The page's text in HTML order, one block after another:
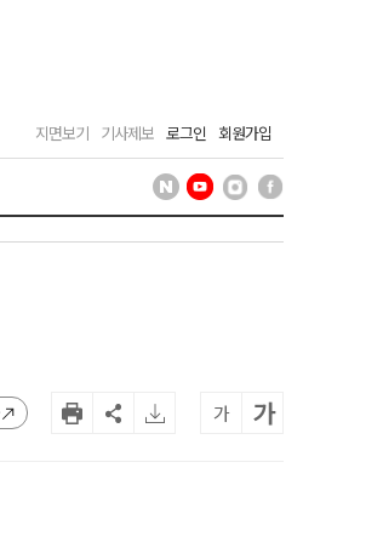
지면보기 기사제보 로그인 회원가입
가 가